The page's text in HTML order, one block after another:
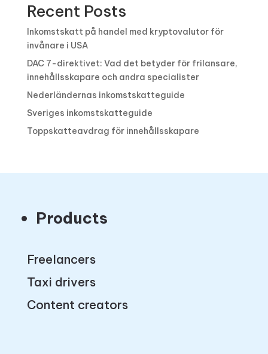
Recent Posts
Inkomstskatt på handel med kryptovalutor för
invånare i USA
DAC 7-direktivet: Vad det betyder för frilansare,
innehållsskapare och andra specialister
Nederländernas inkomstskatteguide
Sveriges inkomstskatteguide
Toppskatteavdrag för innehållsskapare
Products
Freelancers
Taxi drivers
Content creators